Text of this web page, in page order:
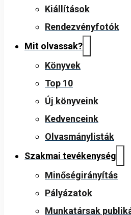
Kiállítások
Rendezvényfotók
Mit olvassak?
Könyvek
Top 10
Új könyveink
Kedvenceink
Olvasmánylisták
Szakmai tevékenység
Minőségirányítás
Pályázatok
Munkatársak